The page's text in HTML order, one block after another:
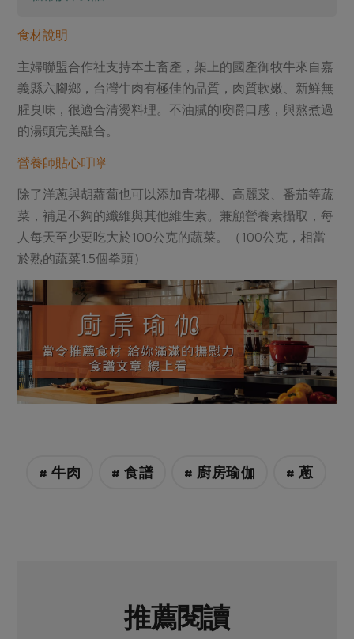
食材說明
主婦聯盟合作社支持本土畜產，架上的國產御牧牛來自嘉
義縣六腳鄉，台灣牛肉有極佳的品質，肉質軟嫩、新鮮無
腥臭味，很適合清燙料理。不油膩的咬嚼口感，與熬煮過
的湯頭完美融合。
營養師貼心叮嚀
除了洋蔥與胡蘿蔔也可以添加青花椰、高麗菜、番茄等蔬
菜，補足不夠的纖維與其他維生素。兼顧營養素攝取，每
人每天至少要吃大於100公克的蔬菜。（100公克，相當
於熟的蔬菜1.5個拳頭）
# 牛肉 # 食譜 # 廚房瑜伽 # 蔥
推薦閱讀